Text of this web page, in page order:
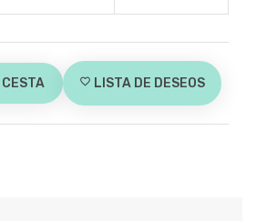
favorite_border LISTA DE DESEOS